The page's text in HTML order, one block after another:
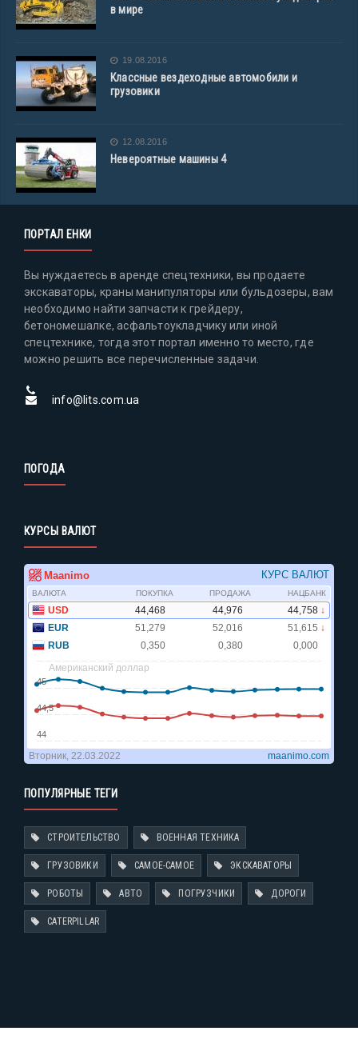
в мире
19.08.2016
Классные вездеходные автомобили и
грузовики
12.08.2016
Невероятные машины 4
ПОРТАЛ ЕНКИ
Вы нуждаетесь в аренде спецтехники, вы продаете
экскаваторы, краны манипуляторы или бульдозеры, вам
необходимо найти запчасти к грейдеру,
бетономешалке, асфальтоукладчику или иной
спецтехнике, тогда этот портал именно то место, где
можно решить все перечисленные задачи.
info@lits.com.ua
ПОГОДА
КУРСЫ ВАЛЮТ
ПОПУЛЯРНЫЕ ТЕГИ
СТРОИТЕЛЬСТВО ВОЕННАЯ ТЕХНИКА
ГРУЗОВИКИ САМОЕ-САМОЕ ЭКСКАВАТОРЫ
РОБОТЫ АВТО ПОГРУЗЧИКИ ДОРОГИ
CATERPILLAR